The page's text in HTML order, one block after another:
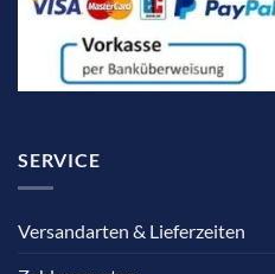
SERVICE
Versandarten & Lieferzeiten